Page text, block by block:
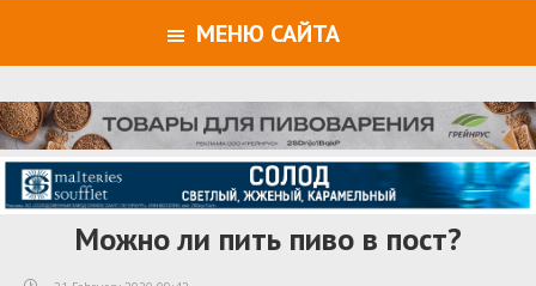
МЕНЮ САЙТА
Можно ли пить пиво в пост?